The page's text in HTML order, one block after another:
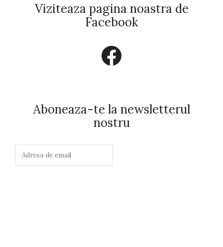
Viziteaza pagina noastra de
Facebook
Facebook
Aboneaza-te la newsletterul
nostru